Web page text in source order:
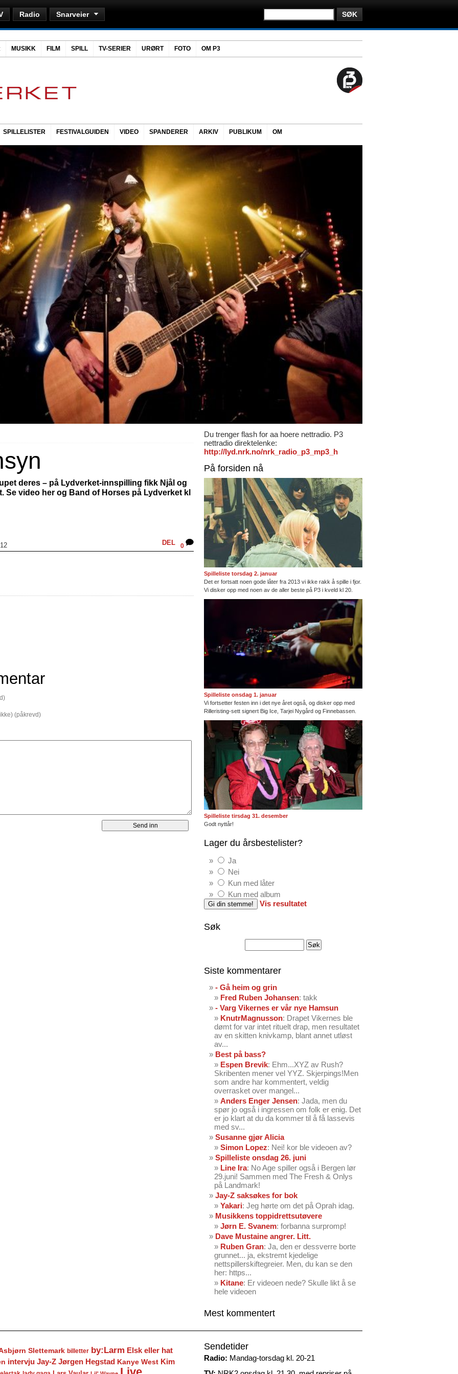
Radio Snarveier
MUSIKK FILM SPILL TV-SERIER URØRT FOTO OM P3
SPILLELISTER FESTIVALGUIDEN VIDEO SPANDERER ARKIV PUBLIKUM OM
deres – på Lydverket-innspilling fikk Njål og
Se video her og Band of Horses på Lydverket kl
DEL 0
(påkrevd)
Du trenger flash for aa hoere nettradio. P3
nettradio direktelenke:
http://lyd.nrk.no/nrk_radio_p3_mp3_h
På forsiden nå
Spilleliste torsdag 2. januar
Det er fortsatt noen gode låter fra 2013 vi ikke rakk å spille i fjor.
Vi disker opp med noen av de aller beste på P3 i kveld kl 20.
Spilleliste onsdag 1. januar
Vi fortsetter festen inn i det nye året også, og disker opp med
Rilleristing-sett signert Big Ice, Tarjei Nygård og Finnebassen.
Spilleliste tirsdag 31. desember
Godt nyttår!
Lager du årsbestelister?
Ja
Nei
Kun med låter
Kun med album
Vis resultatet
Søk
Siste kommentarer
- Gå heim og grin
Fred Ruben Johansen: takk
- Varg Vikernes er vår nye Hamsun
KnutrMagnusson: Drapet Vikernes ble
dømt for var intet rituelt drap, men resultatet
av en skitten knivkamp, blant annet utløst
av...
Best på bass?
Espen Brevik: Ehm...XYZ av Rush?
Skribenten mener vel YYZ. Skjerpings!Men
som andre har kommentert, veldig
overrasket over mangel...
Anders Enger Jensen: Jada, men du
spør jo også i ingressen om folk er enig. Det
er jo klart at du da kommer til å få lassevis
med sv...
Susanne gjør Alicia
Simon Lopez: Nei! kor ble videoen av?
Spilleliste onsdag 26. juni
Line Ira: No Age spiller også i Bergen lør
29.juni! Sammen med The Fresh & Onlys
på Landmark!
Jay-Z saksøkes for bok
Yakari: Jeg hørte om det på Oprah idag.
Musikkens toppidrettsutøvere
Jørn E. Svanem: forbanna surpromp!
Dave Mustaine angrer. Litt.
Ruben Gran: Ja, den er dessverre borte
grunnet... ja, ekstremt kjedelige
nettspillerskiftegreier. Men, du kan se den
her: https...
Kitane: Er videoen nede? Skulle likt å se
hele videoen
Mest kommentert
Slettemark billetter by:Larm Elsk eller hat
intervju Jay-Z Jørgen Hegstad Kanye West Kim
Sendetider
Radio: Mandag-torsdag kl. 20-21